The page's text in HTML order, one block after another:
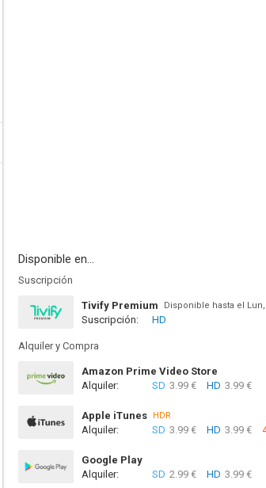
Disponible en...
Suscripción
Tivify Premium Disponible hasta el
Suscripción: HD
Alquiler y Compra
Amazon Prime Video Store
Alquiler:
SD 3.99 € HD 3.99 €
Apple iTunes HDR
Alquiler: SD 3.99 € HD 3.99 €
Google Play
Alquiler:
SD 2.99 € HD 3.99 €